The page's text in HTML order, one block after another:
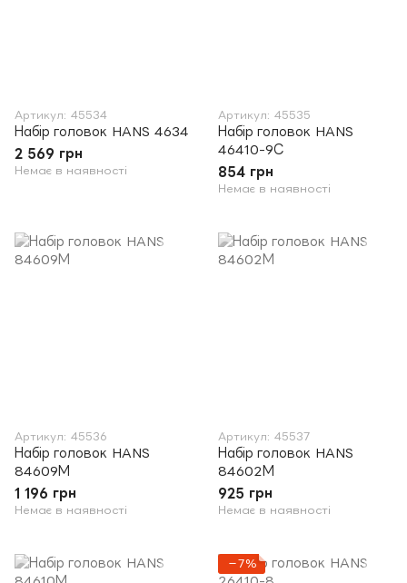
Артикул: 45534
Набір головок HANS 4634
2 569 грн
Немає в наявності
Артикул: 45535
Набір головок HANS
46410-9С
854 грн
Немає в наявності
Артикул: 45536
Набір головок HANS
84609М
1 196 грн
Немає в наявності
Артикул: 45537
Набір головок HANS
84602М
925 грн
Немає в наявності
−7%